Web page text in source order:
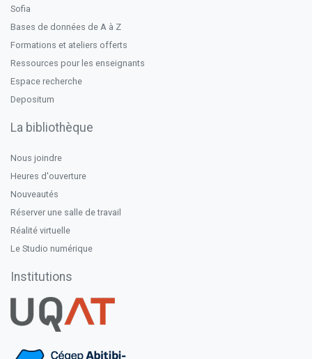
Sofia
Bases de données de A à Z
Formations et ateliers offerts
Ressources pour les enseignants
Espace recherche
Depositum
La bibliothèque
Nous joindre
Heures d'ouverture
Nouveautés
Réserver une salle de travail
Réalité virtuelle
Le Studio numérique
Institutions